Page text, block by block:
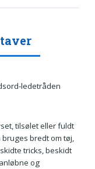
ledetråden
tilsølet eller fuldt
bredt om tøj,
tricks, beskidt
og